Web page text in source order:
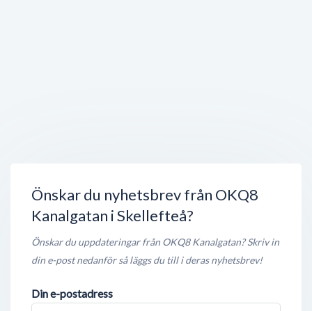
Önskar du nyhetsbrev från OKQ8
Kanalgatan i Skellefteå?
Önskar du uppdateringar från OKQ8 Kanalgatan? Skriv in
din e-post nedanför så läggs du till i deras nyhetsbrev!
Din e-postadress